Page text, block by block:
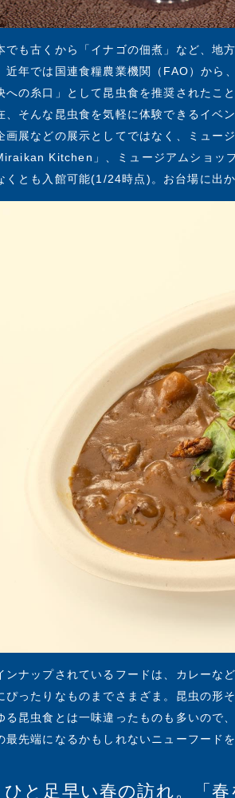
でも古くから「イナゴの佃煮」など、地
近年では国連食糧農業機関（FAO）から
への糸口」として昆虫食を推奨されたこ
、そんな昆虫食を気軽に体験できるイベ
画展などの展示としてではなく、ミュー
Kitchen」、ミュージアムショッ
くとも入館可能(1/24時点)。お台場に出
ンナップされているフードは、カレーな
ぴったりなものまでさまざま。昆虫の形
る昆虫食とは一味違ったものも多いので
最先端になるかもしれないニューフード
ひと足早い春の訪れ。「